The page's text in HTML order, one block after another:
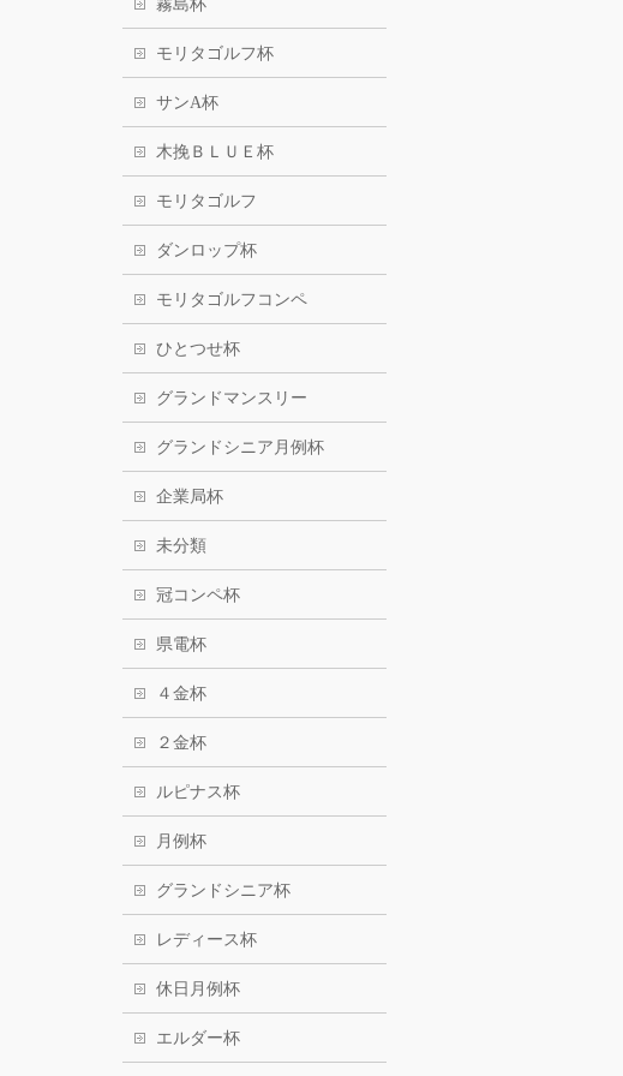
霧島杯
モリタゴルフ杯
サンA杯
木挽ＢＬＵＥ杯
モリタゴルフ
ダンロップ杯
モリタゴルフコンペ
ひとつせ杯
グランドマンスリー
グランドシニア月例杯
企業局杯
未分類
冠コンペ杯
県電杯
４金杯
２金杯
ルピナス杯
月例杯
グランドシニア杯
レディース杯
休日月例杯
エルダー杯